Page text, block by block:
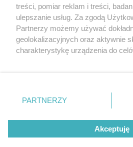
© 2026 Grupa ZPR
treści, pomiar reklam i treści,
ulepszanie usług. Za zgodą
Partnerzy możemy używać
geolokalizacyjnych oraz aktywnie
charakterystykę urządzenia do
zmienić/wycofać klikając przycisk
znajdujący się w lewym dolnym
rodzaje przetwarzania danych nie
użytkownika, ale masz prawo
przetwarzaniu. Preferencje będą
PARTNERZY
Akceptuję